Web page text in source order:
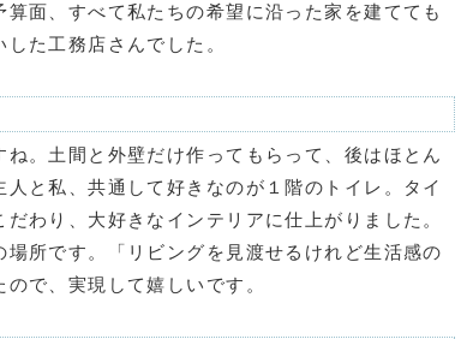
面、すべて私たちの希望に沿った家を建てても
た工務店さんでした。
。土間と外壁だけ作ってもらって、後はほとん
と私、共通して好きなのが１階のトイレ。タイ
わり、大好きなインテリアに仕上がりました。
所です。「リビングを見渡せるけれど生活感の
で、実現して嬉しいです。